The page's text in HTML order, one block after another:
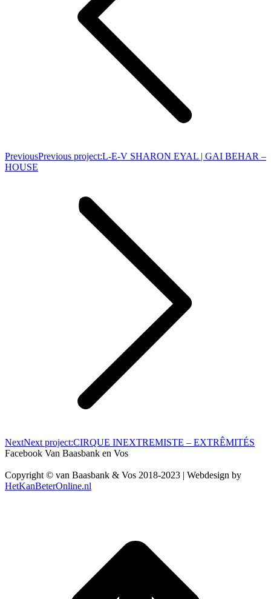
PreviousPrevious project:L-E-V SHARON EYAL | GAI BEHAR –
HOUSE
NextNext project:CIRQUE INEXTREMISTE – EXTRÊMITÉS
Facebook Van Baasbank en Vos
Copyright © van Baasbank & Vos 2018-2023 | Webdesign by
HetKanBeterOnline.nl